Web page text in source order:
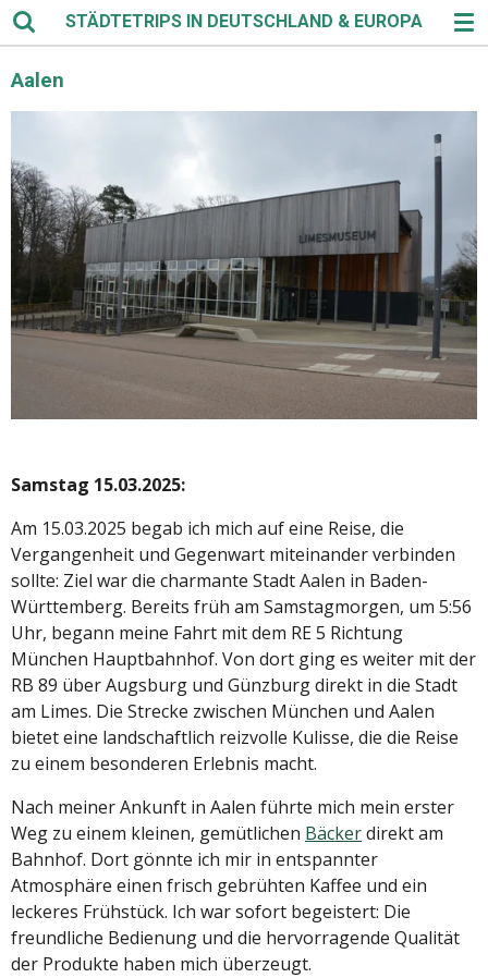
Zum
Hauptinhalt
springen
STÄDTETRIPS IN DEUTSCHLAND & EUROPA
Aalen
Samstag 15.03.2025:
Am 15.03.2025 begab ich mich auf eine Reise, die
Vergangenheit und Gegenwart miteinander verbinden
sollte: Ziel war die charmante Stadt Aalen in Baden-
Württemberg. Bereits früh am Samstagmorgen, um 5:56
Uhr, begann meine Fahrt mit dem RE 5 Richtung
München Hauptbahnhof. Von dort ging es weiter mit der
RB 89 über Augsburg und Günzburg direkt in die Stadt
am Limes. Die Strecke zwischen München und Aalen
bietet eine landschaftlich reizvolle Kulisse, die die Reise
zu einem besonderen Erlebnis macht.
Nach meiner Ankunft in Aalen führte mich mein erster
Weg zu einem kleinen, gemütlichen Bäckerdirekt am
Bahnhof. Dort gönnte ich mir in entspannter
Atmosphäre einen frisch gebrühten Kaffee und ein
leckeres Frühstück. Ich war sofort begeistert: Die
freundliche Bedienung und die hervorragende Qualität
der Produkte haben mich überzeugt.